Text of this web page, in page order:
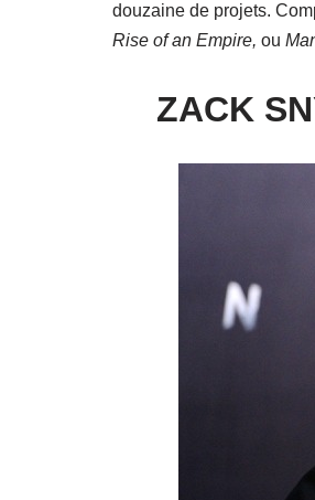
douzaine de projets.
Rise of an Empire, ou
ZACK